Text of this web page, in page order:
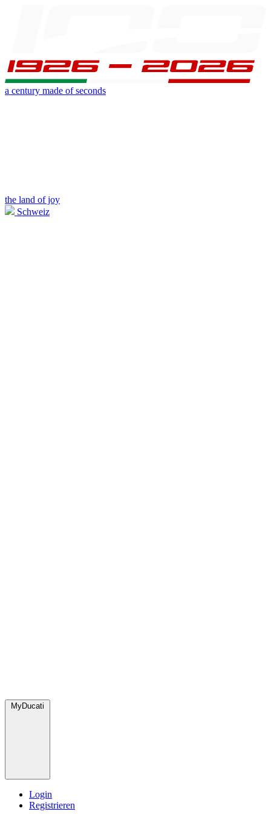
a century made of seconds
the land of joy
Schweiz
MyDucati
Login
Registrieren